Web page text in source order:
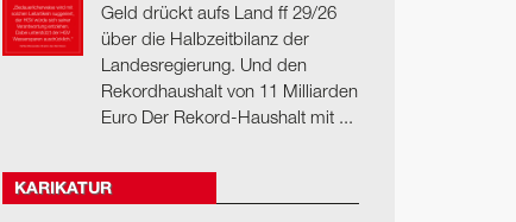
Geld drückt aufs Land ff 29/26
über die Halbzeitbilanz der
Landesregierung. Und den
Rekordhaushalt von 11 Milliarden
Euro Der Rekord-Haushalt mit ...
KARIKATUR